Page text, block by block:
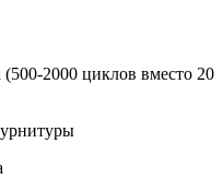
2000 циклов вместо 20